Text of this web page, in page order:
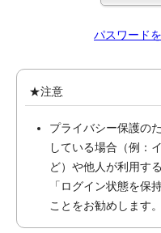
パスワード
★注意
プライバシー保護の
している場合（例：
ど）や他人が利用す
「ログイン状態を保
ことをお勧めします。